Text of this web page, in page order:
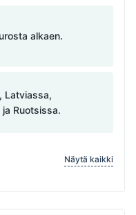
alkaen.
Latviassa,
Ruotsissa.
Näytä kaikki